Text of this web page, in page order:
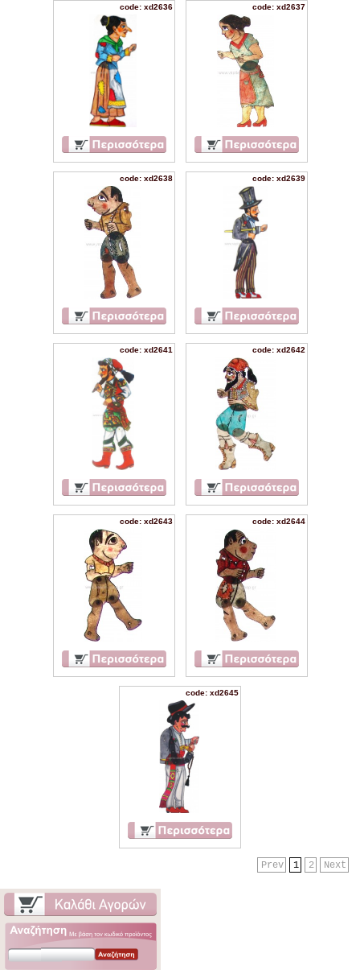
code: xd2636 code: xd2637
code: xd2638 code: xd2639
code: xd2641 code: xd2642
code: xd2643 code: xd2644
code: xd2645
Next
2
1
Prev